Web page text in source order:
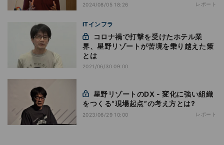
2024/08/05 18:26 レポート
ITインフラ
界、星野リゾートが苦境を乗り越えた策
とは
2021/06/30 09:00
をつくる“現場起点”の考え方とは?
2023/06/29 10:00 レポート